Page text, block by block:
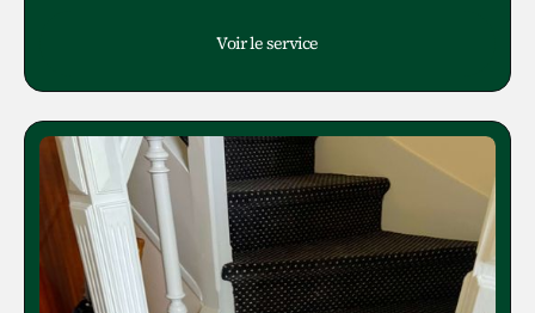
Voir le service